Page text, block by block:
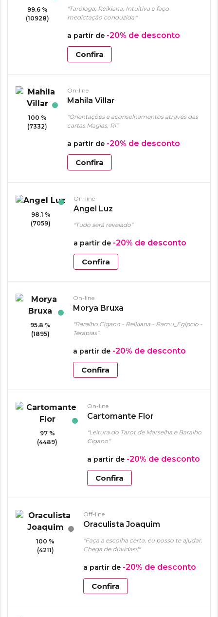
99.6 %
(10928)
"Taróloga, Reikiana, Intuitiva e faço
medictação conduzida."
a partir de -20% de desconto
Confira
100 %
(7332)
On-line
Mahila Villar
"Orientações e aconselhamentos através das
cartas.Magias, Ri"
a partir de -20% de desconto
Confira
98.1 %
(7059)
On-line
Angel Luz
"Tudo será revelado"
a partir de -20% de desconto
Confira
95.8 %
(1895)
On-line
Morya Bruxa
"Baralho Cigano - Reikiana - Ramu_Egípcio -
Terapias"
a partir de -20% de desconto
Confira
97 %
(4489)
On-line
Cartomante Flor
"Leitura do Tarot de Marselha e Baralho
Cigano"
a partir de -20% de desconto
Confira
100 %
(4211)
Off-line
Oraculista Joaquim
"Faça a escolha certa, eu posso te ajudar.
Chega de dúvidas!!"
a partir de -20% de desconto
Confira